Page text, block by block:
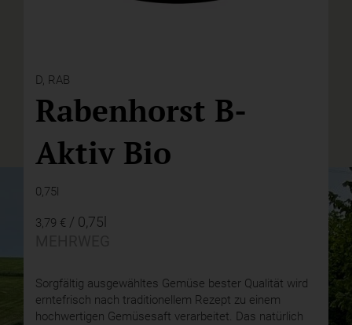
D, RAB
Rabenhorst B-
Aktiv Bio
0,75l
3,79 € / 0,75l
Sorgfältig ausgewähltes Gemüse bester Qualität wird
erntefrisch nach traditionellem Rezept zu einem
hochwertigen Gemüsesaft verarbeitet. Das natürlich